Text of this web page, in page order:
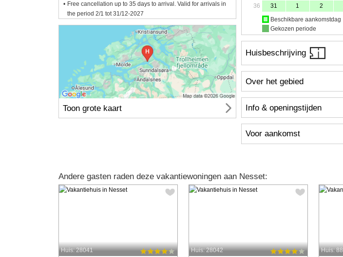
36
31 1 2
Beschikbare aankomstdag
Gekozen periode
Huisbeschrijving
Over het gebied
Info & openingstijden
Voor aankomst
Free cancellation up to 35 days to arrival. Valid for arrivals in
the period 2/1 tot 31/12-2027
Toon grote kaart
Andere gasten raden deze vakantiewoningen aan Nesset:
Huis: 28041 Huis: 28042 Huis: